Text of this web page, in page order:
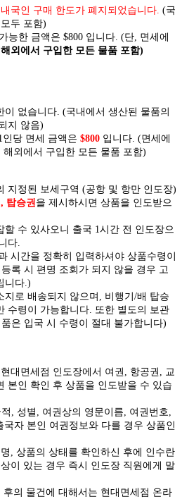
내국인 구매 한도가 폐지되었습니다. (국
두 포함)
능한 금액은 $800 입니다. (단, 면세에
해외에서 구입한 모든 물품 포함)
이 없습니다. (국내에서 생산된 물품의
지 않음)
당 면세 금액은 $800 입니다. (면세에
외에서 구입한 모든 물품 포함)
지정된 보세구역 (공항 및 항만 인도장)
탑승권 을 제시하시면 상품을 인도 받으
할 수 있사오니 출국 1시간 전 인도장으
다.
시간을 정확히 입력하셔야 상품수령이
록 시 편명 조회가 되지 않을 경우 고
니다.)
지로 배송되지 않으며, 비행기/배 탑승
수령이 가능합니다. 또한 별도의 보관
은 입국 시 수령이 절대 불가합니다)
대면세점 인도장에서 여권, 항공권, 교
본인 확인 후 상품을 인도받을 수 있습
, 성별, 여권상의 영문이름, 여권번호,
자 본인 여권정보와 다를 경우 상품인
, 상품의 상태를 확인하신 후에 인수란
이 있는 경우 즉시 인도장 직원에게 말
의 물건에 대해서는 현대면세점 온라